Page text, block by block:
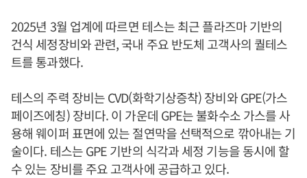
2025년 3월 업계에 따르면 테스는 최근 플라즈마 기반의
건식 세정장비와 관련, 국내 주요 반도체 고객사의 퀄테스
트를 통과했다.
테스의 주력 장비는 CVD(화학기상증착) 장비와 GPE(가스
페이즈에칭) 장비다. 이 가운데 GPE는 불화수소 가스를 사
용해 웨이퍼 표면에 있는 절연막을 선택적으로 깎아내는 기
술이다. 테스는 GPE 기반의 식각과 세정 기능을 동시에 할
수 있는 장비를 주요 고객사에 공급하고 있다.